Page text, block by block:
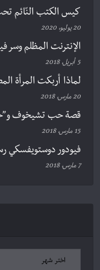
كيس الكتب النّائم
20 يوليو، 2020
الإنترنت المظلم وسر
5 أبريل، 2018
لماذا أربكت المرأة
20 مارس، 2018
قصة حب تشيخوف
15 مارس، 2018
فيودور دوستويفسكي
7 مارس، 2018